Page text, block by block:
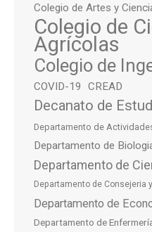
Colegio de Artes y
Colegio de
Agrícolas
Colegio de
COVID-19 CREAD
Decanato de
Departamento de
Departamento de
Departamento de
Departamento de Consejeria
Departamento de
Departamento de